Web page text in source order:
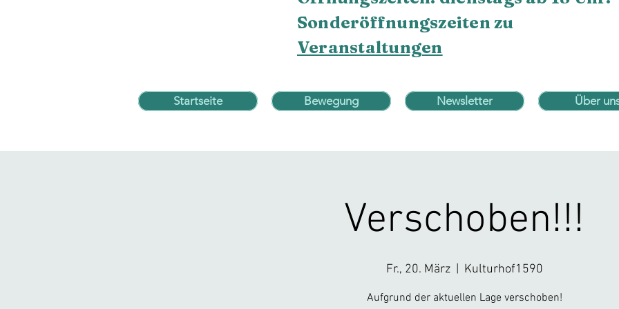
Sonderöffnungszeiten zu
Veranstaltungen
Startseite Bewegung Newsletter Über
Verschoben!!!
Fr., 20. März
  |
Kulturhof1590
Aufgrund der aktuellen Lage verschoben!